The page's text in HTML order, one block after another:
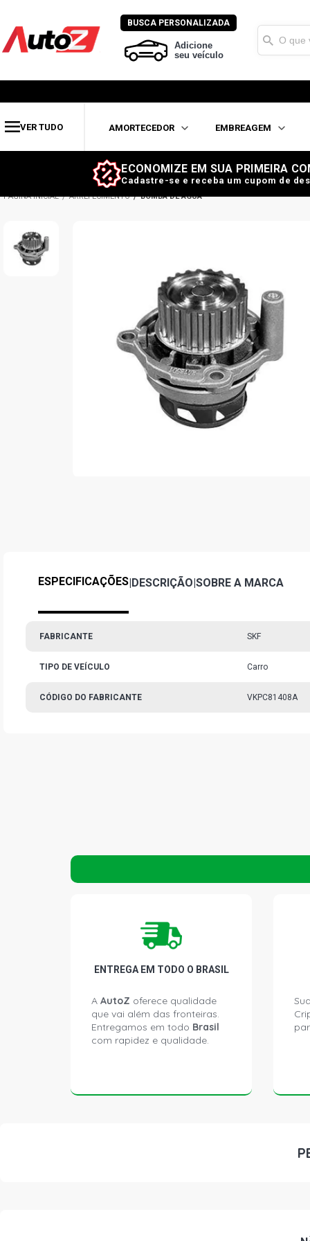
BUSCA PERSONALIZADA
Adicione
seu veículo
VER TUDO AMORTECEDOR EMBREAGEM
ECONOMIZE EM SUA PRIMEIRA
Cadastre-se e receba um cupom de
ARREFECIMENTO BOMBA DE ÁGUA
ESPECIFICAÇÕES|DESCRIÇÃO|SOBRE A MARCA
FABRICANTE SKF
TIPO DE VEÍCULO Carro
CÓDIGO DO FABRICANTE VKPC81408A
ENTREGA EM TODO O BRASIL
A AutoZ oferece qualidade
que vai além das fronteiras.
Entregamos em todo Brasil
com rapidez e qualidade.